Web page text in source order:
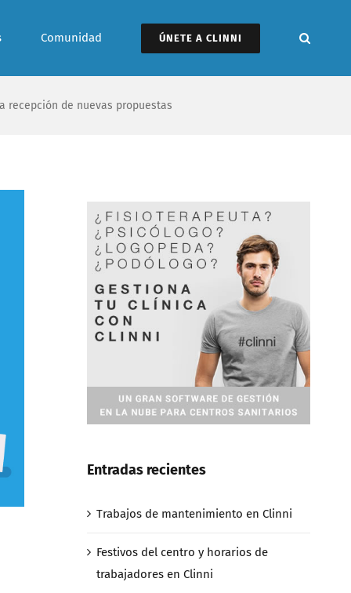
Comunidad ÚNETE A CLINNI
recepción de nuevas propuestas
Entradas recientes
Trabajos de mantenimiento en Clinni
Festivos del centro y horarios de
trabajadores en Clinni